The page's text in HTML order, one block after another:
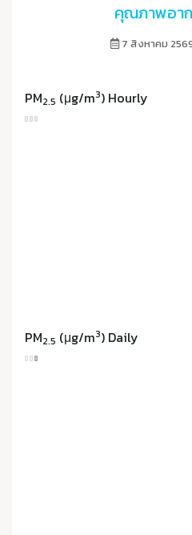
คุณภาพอา
7 สิงหาคม
PM2.5 (μg/m3) Hourly
PM2.5 (μg/m3) Daily